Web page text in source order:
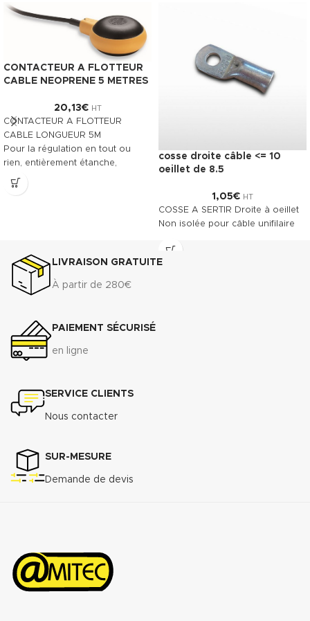
CONTACTEUR A FLOTTEUR
CABLE NEOPRENE 5 METRES
20,13€ HT
CONTACTEUR A FLOTTEUR
CABLE LONGUEUR 5M
Pour la régulation en tout ou
rien, entièrement étanche,
parfaitement adapté au pilotage
des coffrets pour électropompes
cosse droite câble <= 10
oeillet de 8.5
1,05€ HT
COSSE A SERTIR Droite à oeillet
Non isolée pour câble unifilaire
LIVRAISON GRATUITE
À partir de 280€
PAIEMENT SÉCURISÉ
en ligne
SERVICE CLIENTS
Nous contacter
SUR-MESURE
Demande de devis